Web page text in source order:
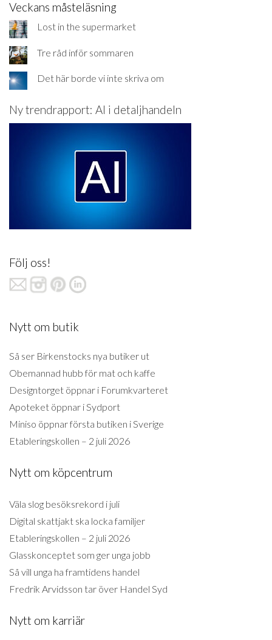
Veckans måsteläsning
Lost in the supermarket
Tre råd inför sommaren
Det här borde vi inte skriva om
Ny trendrapport: AI i detaljhandeln
Följ oss!
Nytt om butik
Så ser Birkenstocks nya butiker ut
Obemannad hubb för mat och kaffe
Designtorget öppnar i Forumkvarteret
Apoteket öppnar i Sydport
Miniso öppnar första butiken i Sverige
Etableringskollen – 2 juli 2026
Nytt om köpcentrum
Väla slog besöksrekord i juli
Digital skattjakt ska locka familjer
Etableringskollen – 2 juli 2026
Glasskonceptet som ger unga jobb
Så vill unga ha framtidens handel
Fredrik Arvidsson tar över Handel Syd
Nytt om karriär